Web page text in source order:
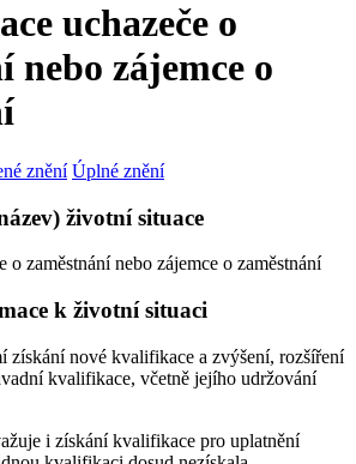
uchazeče o
nebo zájemce o
znění Úplné znění
životní situace
o zaměstnání nebo zájemce o zaměstnání
k životní situaci
získání nové kvalifikace a zvýšení, rozšíření
kvalifikace, včetně jejího udržování
i získání kvalifikace pro uplatnění